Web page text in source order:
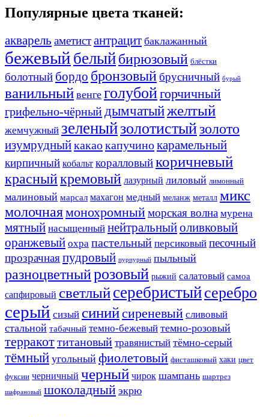
Популярные цвета тканей:
акварель аметистантрацит баклажанный
бежевый белыйбирюзовый блёстки
болотный бордо бронзовыйбрусничный бурый
ванильный венге голубойгорчичный
грифельно-чёрный дымчатыйжелтый
жемчужный зеленыйзолотистыйзолото
изумрудныйкакаокапучинокарамельный
кирпичный кобальт коралловыйкоричневый
красныйкремовый лазурный лиловый лимонный
малиновый марсал махагон медный меланж металл микс
молочнаямонохромныйморская волна мурена
мятный насыщенный нейтральныйоливковый
оранжевый охра пастельный персиковый песочный
прозрачнаяпудровый пурпурный пыльный
разноцветныйрозовый рыжий салатовый самоа
сапфировый светлыйсеребристыйсеребро
серый сизый синийсиреневый сливовый
стальной табачный темно-бежевый темно-розовый
терракоттитановый травянистый тёмно-серый
тёмный угольный фиолетовый фисташковый хаки цвет
фуксии черничный черный чирок шампань шартрез
шафрановый шоколадный экрю